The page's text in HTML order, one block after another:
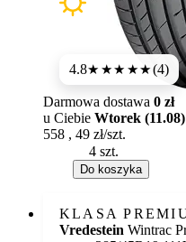
4.8★★★★★(4)
Dostępność:
Darmowa dostawa 0 zł
u Ciebie Wtorek (11.08)
558 , 49 zł/szt.
Do koszyka
KLASA
Vredestein Wintrac